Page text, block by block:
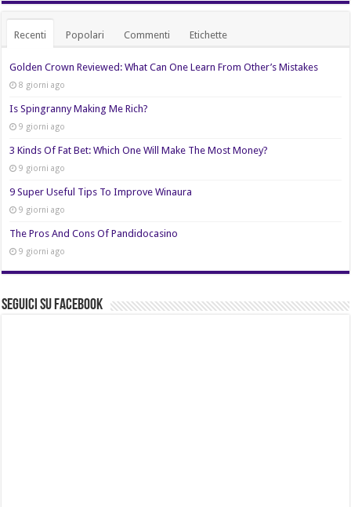
Recenti Popolari Commenti Etichette
Golden Crown Reviewed: What Can One Learn From Other’s Mistakes
8 giorni ago
Is Spingranny Making Me Rich?
9 giorni ago
3 Kinds Of Fat Bet: Which One Will Make The Most Money?
9 giorni ago
9 Super Useful Tips To Improve Winaura
9 giorni ago
The Pros And Cons Of Pandidocasino
9 giorni ago
Seguici su Facebook